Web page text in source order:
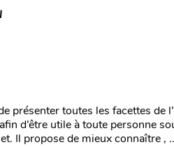
présenter toutes les facettes de
d’être utile à toute personne
Il propose de mieux connaître ,